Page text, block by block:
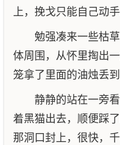
上，挽戈只能自己动手
勉强凑来一些枯
体周围，从怀里掏出
笼拿了里面的油烛丢到
静静的站在一旁
着黑猫出去，顺便踩
那洞口封上，很快，